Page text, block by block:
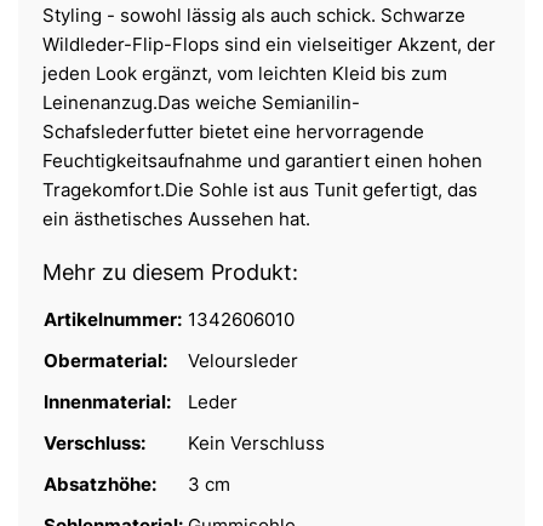
Styling - sowohl lässig als auch schick. Schwarze
Wildleder-Flip-Flops sind ein vielseitiger Akzent, der
jeden Look ergänzt, vom leichten Kleid bis zum
Leinenanzug.Das weiche Semianilin-
Schafslederfutter bietet eine hervorragende
Feuchtigkeitsaufnahme und garantiert einen hohen
Tragekomfort.Die Sohle ist aus Tunit gefertigt, das
ein ästhetisches Aussehen hat.
Mehr zu diesem Produkt:
Artikelnummer: 1342606010
Obermaterial:
Veloursleder
Innenmaterial:
Leder
Verschluss:
Kein Verschluss
Absatzhöhe:
3 cm